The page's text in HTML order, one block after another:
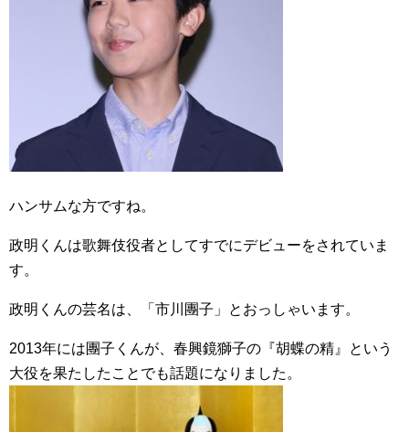
ハンサムな方ですね。
政明くんは歌舞伎役者としてすでにデビューをされていま
す。
政明くんの芸名は、「市川團子」とおっしゃいます。
2013年には團子くんが、春興鏡獅子の『胡蝶の精』という
大役を果たしたことでも話題になりました。